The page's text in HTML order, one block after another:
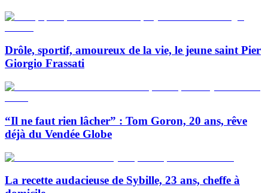
Drôle, sportif, amoureux de la vie, le jeune saint Pier
Giorgio Frassati
“Il ne faut rien lâcher” : Tom Goron, 20 ans, rêve
déjà du Vendée Globe
La recette audacieuse de Sybille, 23 ans, cheffe à